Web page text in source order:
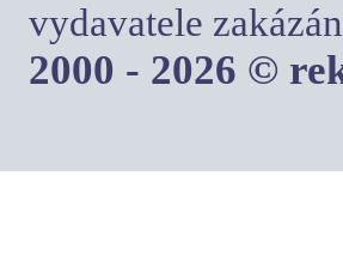
vydavatele
2000 - 2026 ©